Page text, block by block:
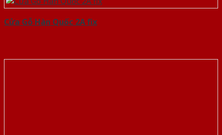
Cửa Gỗ Hàn Quốc 2A fix